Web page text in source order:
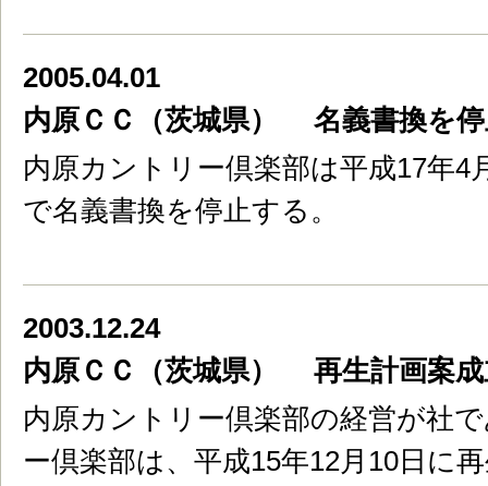
2005.04.01
内原ＣＣ（茨城県） 名義書換を
内原カントリー倶楽部は平成17年4
で名義書換を停止する。
2003.12.24
内原ＣＣ（茨城県） 再生計画案
内原カントリー倶楽部の経営が社
ー倶楽部は、平成15年12月10日に